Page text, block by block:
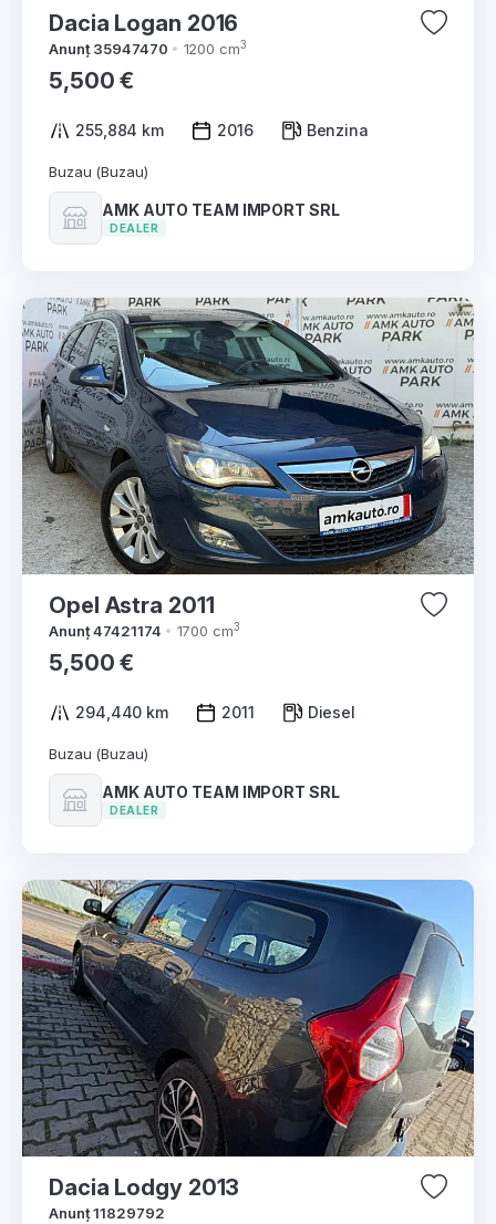
Dacia Logan 2016
Anunț 35947470 1200 cm3
5,500 €
255,884 km 2016 Benzina
Buzau (Buzau)
AMK AUTO TEAM IMPORT SRL
DEALER
Opel Astra 2011
Anunț 47421174 1700 cm3
5,500 €
294,440 km 2011 Diesel
Buzau (Buzau)
AMK AUTO TEAM IMPORT SRL
DEALER
Dacia Lodgy 2013
Anunț 11829792